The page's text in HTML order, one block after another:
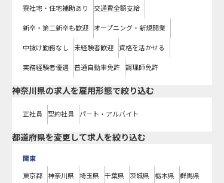
寮社宅・住宅補助あり 交通費全額支給
新卒・第二新卒も歓迎 オープニング・新規開業
中抜け勤務なし 未経験者歓迎 資格を活かせる
実務経験者優遇 普通自動車免許 調理師免許
神奈川県の求人を雇用形態で絞り込む
正社員 契約社員 パート・アルバイト
都道府県を変更して求人を絞り込む
関東
東京都 神奈川県 埼玉県 千葉県 茨城県 栃木県 群馬県